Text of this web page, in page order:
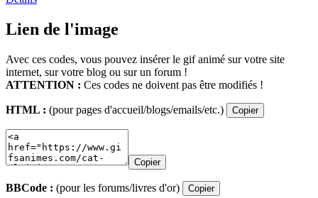
Lien de l'image
Avec ces codes, vous pouvez insérer le gif animé sur votre site
internet, sur votre blog ou sur un forum !
ATTENTION : Ces codes ne doivent pas être modifiés !
HTML : (pour pages d'accueil/blogs/emails/etc.) Copier
Copier
BBCode : (pour les forums/livres d'or) Copier